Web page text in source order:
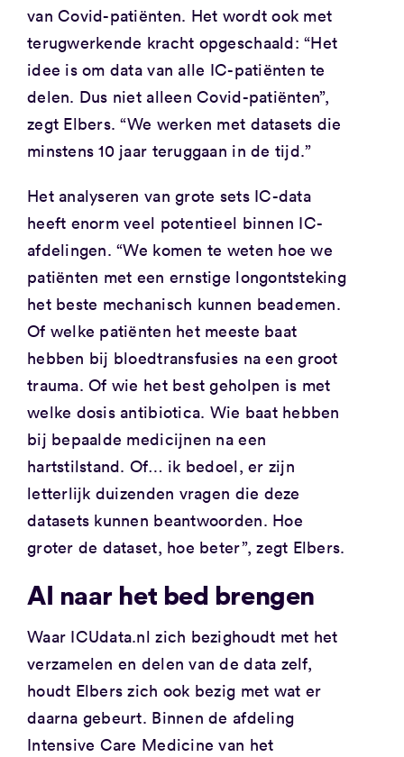
van Covid-patiënten. Het wordt ook met
terugwerkende kracht opgeschaald: “Het
idee is om data van alle IC-patiënten te
delen. Dus niet alleen Covid-patiënten”,
zegt Elbers. “We werken met datasets die
minstens 10 jaar teruggaan in de tijd.”
Het analyseren van grote sets IC-data
heeft enorm veel potentieel binnen IC-
afdelingen. “We komen te weten hoe we
patiënten met een ernstige longontsteking
het beste mechanisch kunnen beademen.
Of welke patiënten het meeste baat
hebben bij bloedtransfusies na een groot
trauma. Of wie het best geholpen is met
welke dosis antibiotica. Wie baat hebben
bij bepaalde medicijnen na een
hartstilstand. Of… ik bedoel, er zijn
letterlijk duizenden vragen die deze
datasets kunnen beantwoorden. Hoe
groter de dataset, hoe beter”, zegt Elbers.
AI naar het bed brengen
Waar ICUdata.nl zich bezighoudt met het
verzamelen en delen van de data zelf,
houdt Elbers zich ook bezig met wat er
daarna gebeurt. Binnen de afdeling
Intensive Care Medicine van het